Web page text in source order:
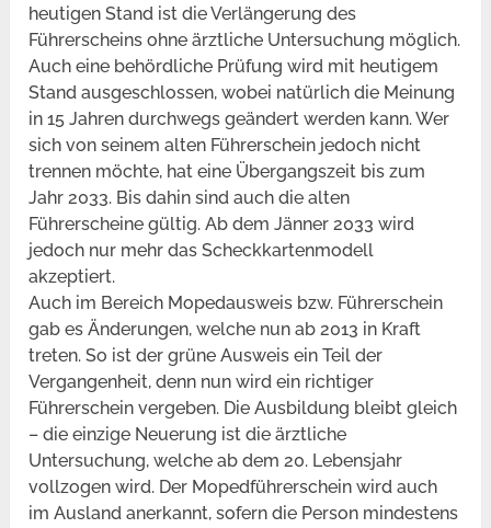
heutigen Stand ist die Verlängerung des
Führerscheins ohne ärztliche Untersuchung möglich.
Auch eine behördliche Prüfung wird mit heutigem
Stand ausgeschlossen, wobei natürlich die Meinung
in 15 Jahren durchwegs geändert werden kann. Wer
sich von seinem alten Führerschein jedoch nicht
trennen möchte, hat eine Übergangszeit bis zum
Jahr 2033. Bis dahin sind auch die alten
Führerscheine gültig. Ab dem Jänner 2033 wird
jedoch nur mehr das Scheckkartenmodell
akzeptiert.
Auch im Bereich Mopedausweis bzw. Führerschein
gab es Änderungen, welche nun ab 2013 in Kraft
treten. So ist der grüne Ausweis ein Teil der
Vergangenheit, denn nun wird ein richtiger
Führerschein vergeben. Die Ausbildung bleibt gleich
– die einzige Neuerung ist die ärztliche
Untersuchung, welche ab dem 20. Lebensjahr
vollzogen wird. Der Mopedführerschein wird auch
im Ausland anerkannt, sofern die Person mindestens